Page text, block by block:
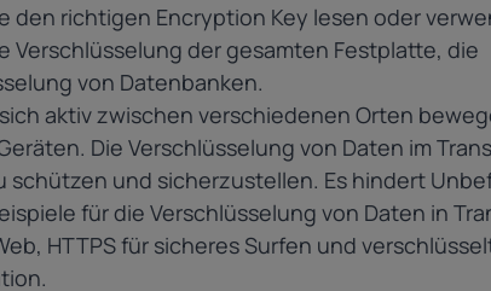
richtigen Encryption Key lesen oder
Verschlüsselung der gesamten Festplatte, die
von Datenbanken.
aktiv zwischen verschiedenen Orten
Die Verschlüsselung von Daten im
schützen und sicherzustellen. Es hindert
für die Verschlüsselung von Daten in
HTTPS für sicheres Surfen und